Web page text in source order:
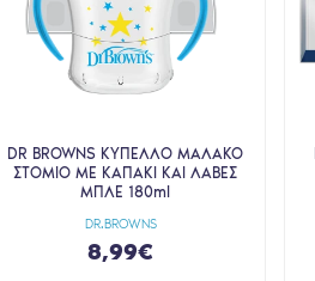
DR.BROWNS
DR BROWNS ΚΥΠΕΛΛΟ ΜΑΛΑΚΟ
ΣΤΟΜΙΟ ΜΕ ΚΑΠΑΚΙ ΚΑΙ ΛΑΒΕΣ
ΜΠΛΕ 180ml
8,99€